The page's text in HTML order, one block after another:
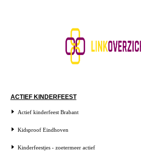
ACTIEF KINDERFEEST
Actief kinderfeest Brabant
Kidsproof Eindhoven
Kinderfeestjes - zoetermeer actief